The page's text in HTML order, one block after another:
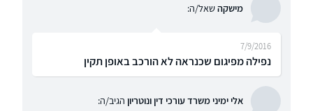
מישקהשאל/ה:
נפילה מפיגום שכנראה לא הורכב באופן תקין
7/9/2016
אלי ימיני משרד עורכי דין ונוטריון הגיב/ה: